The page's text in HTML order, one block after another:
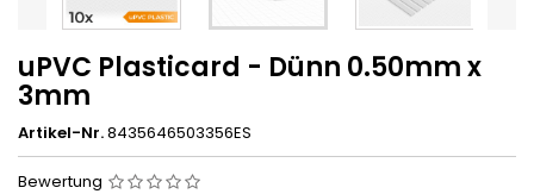
uPVC Plasticard - Dünn 0.50mm x
3mm
Artikel-Nr.8435646503356ES
Bewertung